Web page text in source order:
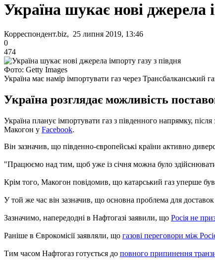
Україна шукає нові джерела
Корреспондент.biz, 25 липня 2019, 13:46
0
474
Фото: Getty Images
Україна має намір імпортувати газ через Трансбалканський
Україна розглядає можливість
Україна планує імпортувати газ з південного напрямку,
Макогон у Facebook.
Він зазначив, що південно-європейські країни активно
"Працюємо над тим, щоб уже із січня можна було
Крім того, Макогон повідомив, що катарський газ уперше
У той же час він зазначив, що основна проблема для
Зазначимо, напередодні в Нафтогазі заявили, що Росія не
Раніше в Єврокомісії заявляли, що газові переговори між
Тим часом Нафтогаз готується до повного припинення